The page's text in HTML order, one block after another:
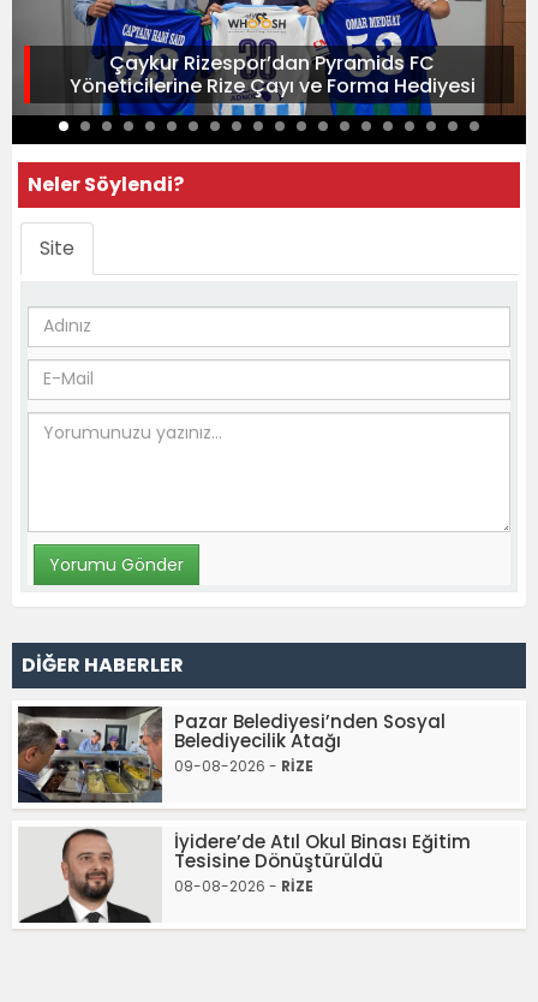
Çaykur Rizespor’dan Pyramids FC
Yöneticilerine Rize Çayı ve Forma Hediyesi
Neler Söylendi?
Site
DİĞER HABERLER
Pazar Belediyesi’nden Sosyal
Belediyecilik Atağı
09-08-2026 - RİZE
İyidere’de Atıl Okul Binası Eğitim
Tesisine Dönüştürüldü
08-08-2026 - RİZE